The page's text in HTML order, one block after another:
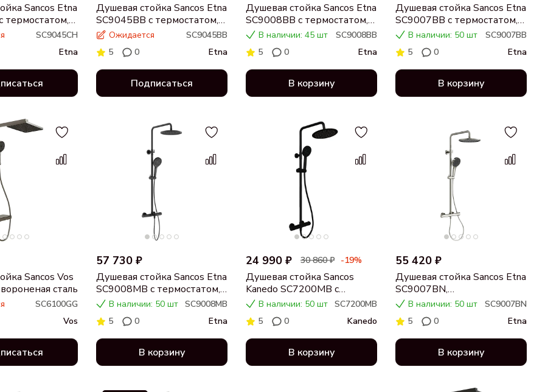
Sancos Etna
термостатом,
SC9045CH
Etna
Душевая стойка Sancos Etna
SC9045BB с термостатом,
брашированная бронза
Ожидается
SC9045BB
5
0 Etna
Подписаться
Душевая стойка Sancos Etna
SC9008BB с термостатом,
брашированная бронза
В наличии: 45 шт
SC9008BB
5
0 Etna
В корзину
Душевая стойка Sancos Etna
SC9007BB с термостатом,
брашированная бронза
В наличии: 50 шт
SC9007BB
5
0 Etna
В корзину
Sancos Vos
сталь
SC6100GG
Vos
57 730 ₽
Душевая стойка Sancos Etna
SC9008MB с термостатом,
черная матовая
В наличии: 50 шт SC9008MB
5
0 Etna
В корзину
24 990 ₽ 30 860 ₽ -19%
Душевая стойка Sancos
Kanedo SC7200MB с
термостатом, черная
матовая
В наличии: 50 шт SC7200MB
5
0 Kanedo
В корзину
55 420 ₽
Душевая стойка Sancos Etna
SC9007BN,
брашированный никель
В наличии: 50 шт
SC9007BN
5
0 Etna
В корзину